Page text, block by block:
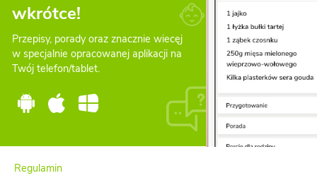
wkrótce!
Przepisy, porady oraz znacznie wiecęj
w specjalnie opracowanej aplikacji na
Twój telefon/tablet.
Regulamin